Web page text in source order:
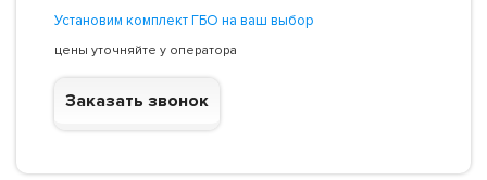
Установим комплект ГБО на ваш выбор
цены уточняйте у оператора
Заказать звонок